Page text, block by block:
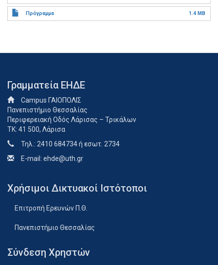
Πρόγραμμα 1.4 MB
Γραμματεία ΕΗΔΕ
Campus ΓΑΙΟΠΟΛΙΣ
Πανεπιστήμιο Θεσσαλίας
Περιφερειακή Οδός Λάρισας – Τρικάλων
ΤΚ: 41 500, Λάρισα
Τηλ.: 2410 684734 ή εσωτ. 2734
E-mail: ehde@uth.gr
Χρήσιμοι Δικτυακοί Ιστότοποι
Επιτροπή Ερευνών Π.Θ.
Πανεπιστήμιο Θεσσαλίας
Σύνδεση Χρηστών